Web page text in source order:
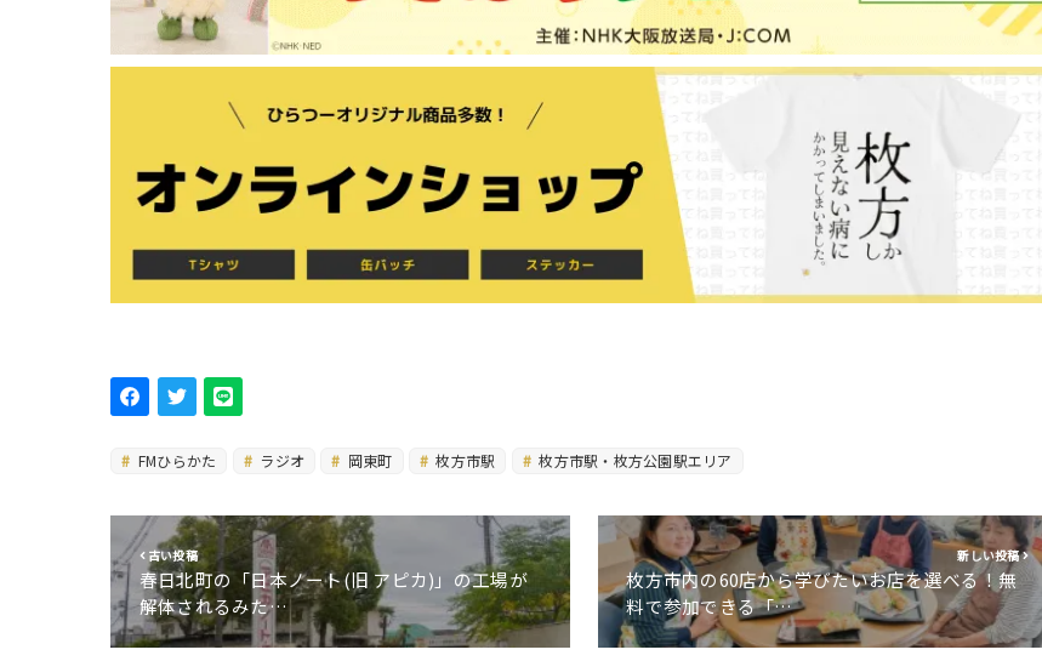
FMひらかた ラジオ 岡東町 枚方市駅 枚方市駅・枚方公園駅エリア
古い投稿
春日北町の「日本ノート(旧 アピカ)」の工場が
解体されるみた…
新しい投稿
枚方市内の60店から学びたいお店を選べる！無
料で参加できる「…